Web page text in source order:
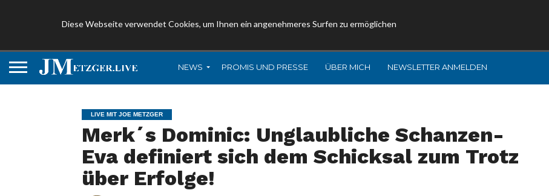
Diese Webseite verwendet Cookies, um Ihnen ein angenehmeres Surfen zu ermöglichen
NEWS PROMIS UND PRESSE ÜBER MICH NEWSLETTER ANMELDEN
LIVE MIT JOE METZGER
Merk´s Dominic: Unglaubliche Schanzen-
Eva definiert sich dem Schicksal zum Trotz
über Erfolge!